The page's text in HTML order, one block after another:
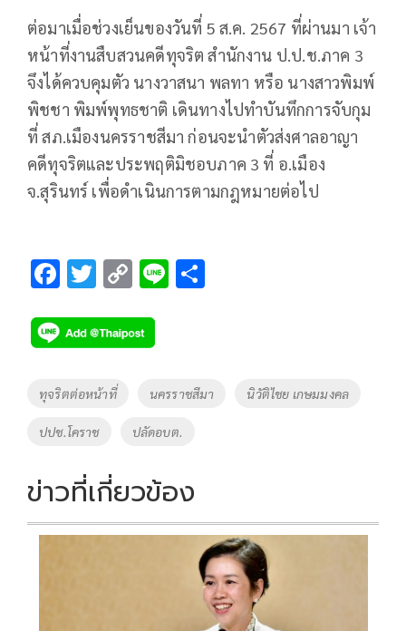
ต่อมาเมื่อช่วงเย็นของวันที่ 5 ส.ค. 2567 ที่ผ่านมา เจ้า
หน้าที่งานสืบสวนคดีทุจริต สํานักงาน ป.ป.ช.ภาค 3
จึงได้ควบคุมตัว นางวาสนา พลทา หรือ นางสาวพิมพ์
พิชชา พิมพ์พุทธชาติ เดินทางไปทําบันทึกการจับกุม
ที่ สภ.เมืองนครราชสีมา ก่อนจะนําตัวส่งศาลอาญา
คดีทุจริตและประพฤติมิชอบภาค 3 ที่ อ.เมือง
จ.สุรินทร์ เพื่อดําเนินการตามกฎหมายต่อไป
F
e
b
o
o
k
T
tt
er
C
p
y
Li
n
k
Li
Tags
ทุจริตต่อหน้าที่ นครราชสีมา นิวัติไชย เกษมมงคล
ปปช.โคราช ปลัดอบต.
ข่าวที่เกี่ยวข้อง